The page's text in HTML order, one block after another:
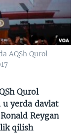
AQSh Qurol
Qurol
u yerda davlat
Reygan
qilish